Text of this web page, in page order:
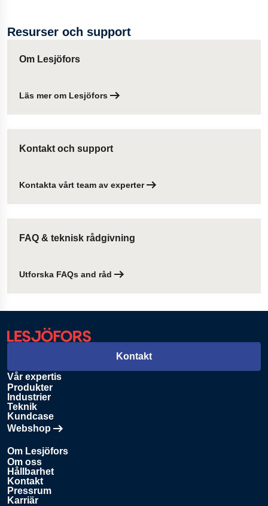
uppfyller exakta krav på passform och funktion, även för de
Resurser och support
Om Lesjöfors
Läs mer om Lesjöfors
Kontakt och support
Kontakta vårt team av experter
FAQ & teknisk rådgivning
Utforska FAQs and råd
Vår expertis
Produkter
Industrier
Teknik
Kundcase
Webshop
Öppnas i en ny flik
Om Lesjöfors
Om oss
Hållbarhet
Kontakt
Pressrum
Karriär
Kontakt